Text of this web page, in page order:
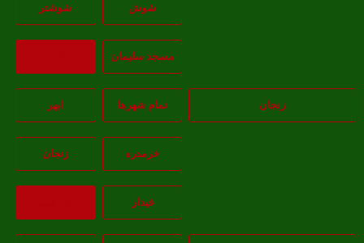
شوش شوشتر
مسجد سليمان
زنجان تمام شهر‌ها
خرمدره زنجان
قيدار